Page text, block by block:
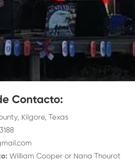
Contacto:
Kilgore, Texas
: William Cooper or Nana Thourot